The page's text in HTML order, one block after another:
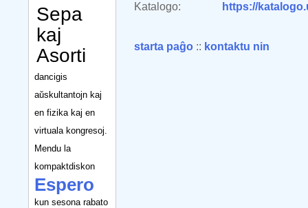
Sepa
kaj
Asorti
dancigis
aŭskultantojn kaj
en fizika kaj en
virtuala kongresoj.
Mendu la
kompaktdiskon
Espero
kun sesona rabato
Katalogo:
https://
starta paĝo :: kontaktu nin